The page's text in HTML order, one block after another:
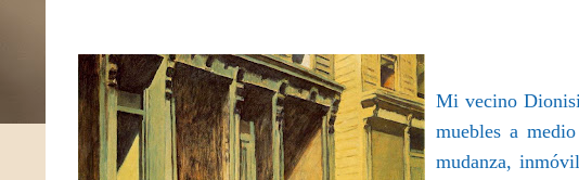
Mi vecino
muebles a
mudanza,